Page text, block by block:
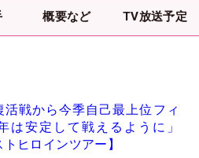
概要など TV放送予定
戦から今季自己最上位フィ
安定して戦えるように」
トヒロインツアー】